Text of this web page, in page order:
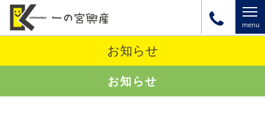
お知らせ
お知らせ